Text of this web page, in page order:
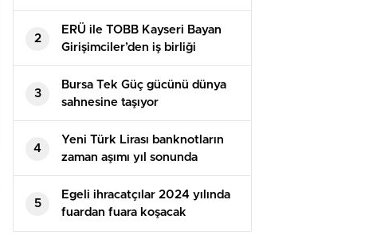
2
ERÜ ile TOBB Kayseri Bayan
Girişimciler’den iş birliği
3
Bursa Tek Güç gücünü dünya
sahnesine taşıyor
4
Yeni Türk Lirası banknotların
zaman aşımı yıl sonunda
dolacak
5
Egeli ihracatçılar 2024 yılında
fuardan fuara koşacak